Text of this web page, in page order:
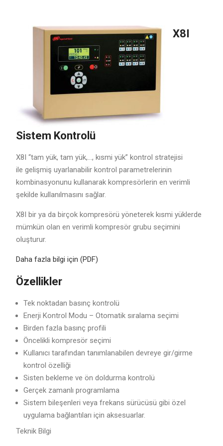
X8I
Sistem Kontrolü
X8I “tam yük, tam yük,…, kısmi yük” kontrol stratejisi
ile gelişmiş uyarlanabilir kontrol parametrelerinin
kombinasyonunu kullanarak kompresörlerin en verimli
şekilde kullanılmasını sağlar.
X8I bir ya da birçok kompresörü yöneterek kısmi yüklerde
mümkün olan en verimli kompresör grubu seçimini
oluşturur.
Daha fazla bilgi için (PDF)
Özellikler
Tek noktadan basınç kontrolü
Enerji Kontrol Modu – Otomatik sıralama seçimi
Birden fazla basınç profili
Öncelikli kompresör seçimi
Kullanıcı tarafından tanımlanabilen devreye gir/girme
kontrol özelliği
Sisten bekleme ve ön doldurma kontrolü
Gerçek zamanlı programlama
Sistem bileşenleri veya frekans sürücüsü gibi özel
uygulama bağlantıları için aksesuarlar.
Teknik Bilgi